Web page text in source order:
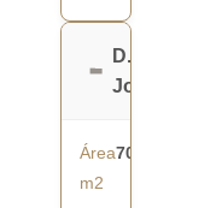
D.
João
Área
m2
70